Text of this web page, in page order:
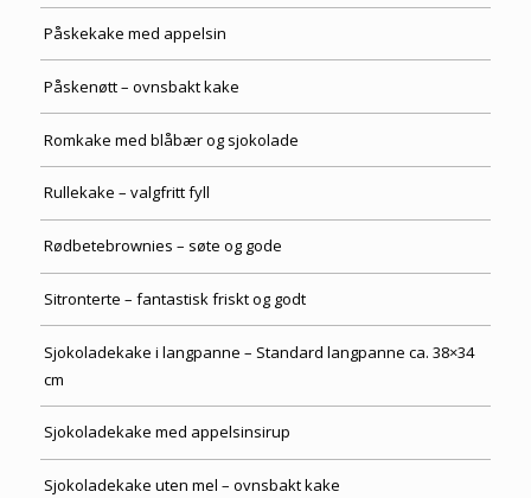
Påskekake med appelsin
Påskenøtt – ovnsbakt kake
Romkake med blåbær og sjokolade
Rullekake – valgfritt fyll
Rødbetebrownies – søte og gode
Sitronterte – fantastisk friskt og godt
Sjokoladekake i langpanne – Standard langpanne ca. 38×34
cm
Sjokoladekake med appelsinsirup
Sjokoladekake uten mel – ovnsbakt kake